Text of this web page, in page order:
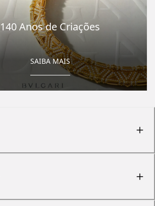
140 Anos de Criações
SAIBA MAIS